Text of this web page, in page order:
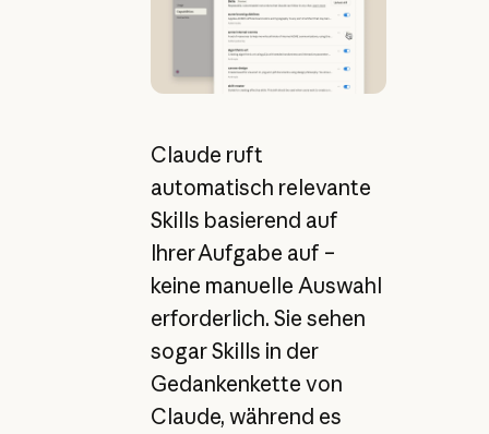
Claude ruft
automatisch relevante
Skills basierend auf
Ihrer Aufgabe auf –
keine manuelle Auswahl
erforderlich. Sie sehen
sogar Skills in der
Gedankenkette von
Claude, während es